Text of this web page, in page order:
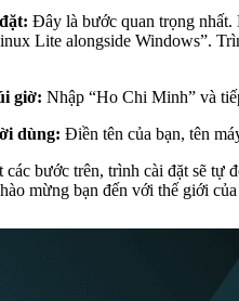
Đây là bước quan trọng nhất.
Lite alongside Windows”.
giờ: Nhập “Ho Chi Minh” và
dùng: Điền tên của bạn, tên
các bước trên, trình cài đặt sẽ
mừng bạn đến với thế giới của